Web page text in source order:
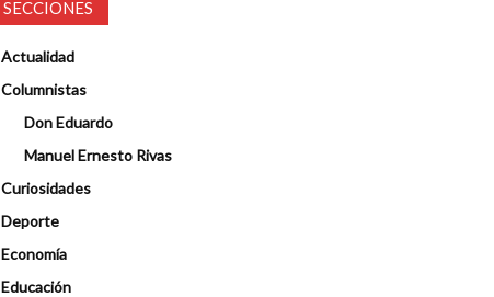
SECCIONES
Actualidad
Columnistas
Don Eduardo
Manuel Ernesto Rivas
Curiosidades
Deporte
Economía
Educación